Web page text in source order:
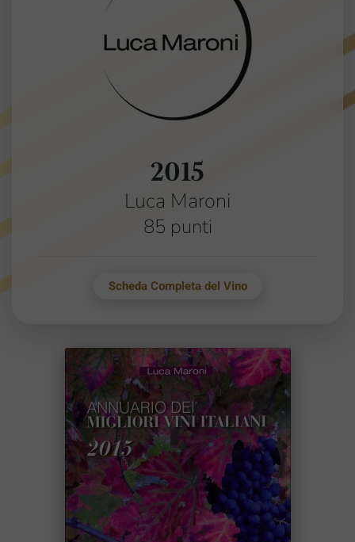
2015
Luca Maroni
85 punti
Scheda Completa del Vino